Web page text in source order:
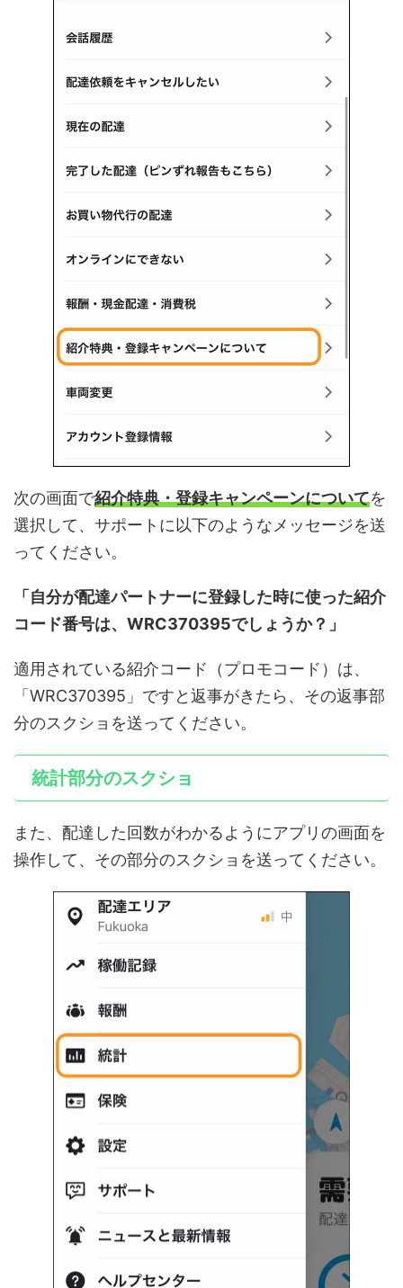
次の画面で紹介特典・登録キャンペーンについてを
選択して、サポートに以下のようなメッセージを送
ってください。
「自分が配達パートナーに登録した時に使った紹介
コード番号は、WRC370395でしょうか？」
適用されている紹介コード（プロモコード）は、
「WRC370395」ですと返事がきたら、その返事部
分のスクショを送ってください。
統計部分のスクショ
また、配達した回数がわかるようにアプリの画面を
操作して、その部分のスクショを送ってください。